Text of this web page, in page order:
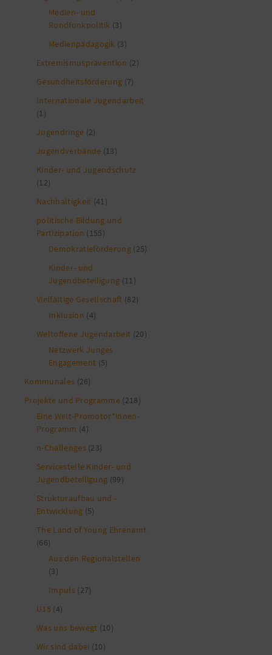
Medien- und
Rundfunkpolitik (3)
Medienpädagogik (3)
Extremismusprävention (2)
Gesundheitsförderung (7)
Internationale Jugendarbeit
(1)
Jugendringe (2)
Jugendverbände (13)
Kinder- und Jugendschutz
(12)
Nachhaltigkeit (41)
politische Bildung und
Partizipation (155)
Demokratieförderung (25)
Kinder- und
Jugendbeteiligung (11)
Vielfältige Gesellschaft (82)
Inklusion (4)
Weltoffene Jugendarbeit (20)
Netzwerk Junges
Engagement (5)
Kommunales (26)
Projekte und Programme (218)
Eine Welt-Promotor*innen-
Programm (4)
n-Challenges (23)
Servicestelle Kinder- und
Jugendbeteiligung (99)
Strukturaufbau und -
Entwicklung (5)
The Länd of Young Ehrenamt
(66)
Aus den Regionalstellen
(3)
Impuls (27)
U18 (4)
Was uns bewegt (10)
Wir sind dabei (10)